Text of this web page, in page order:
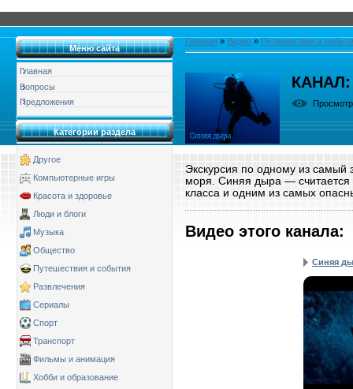
Меню сайта
Главная
Вопросы
Предложения
Категории раздела
Другое
Компьютерные игры
Красота и здоровье
Люди и блоги
Музыка
Общество
Путешествия и события
Развлечения
Сериалы
Спорт
Транспорт
Фильмы и анимация
Хобби и образование
Главная » Видео » Путешествия и
Экскурсия по одному из самый
моря. Синяя дыра — считается
класса и одним из самых
Видео этого канала:
Синяя